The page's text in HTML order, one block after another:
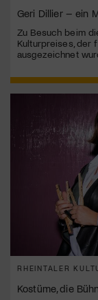
Geri Dillier – ein
Zu Besuch beim
Kulturpreises, der
ausgezeichnet
RHEINTALER
Kostüme, die